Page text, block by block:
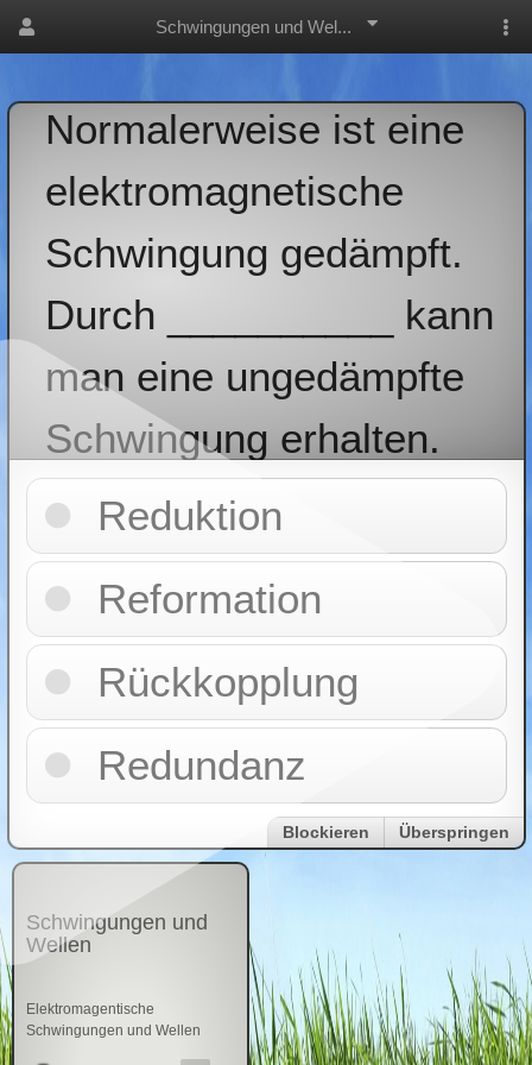
Schwingungen und Wel...
Normalerweise ist eine
elektromagnetische
Schwingung gedämpft.
Durch __________ kann
man eine ungedämpfte
Schwingung erhalten.
Reduktion
Reformation
Rückkopplung
Redundanz
Blockieren Überspringen
Schwingungen und
Wellen
Elektromagentische
Schwingungen und Wellen